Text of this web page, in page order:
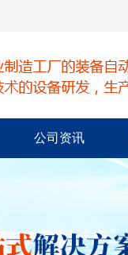
公司资讯